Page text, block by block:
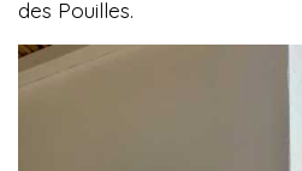
des Pouilles.